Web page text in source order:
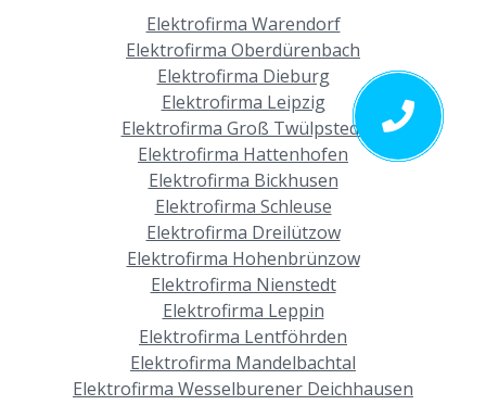
Elektrofirma Warendorf
Elektrofirma Oberdürenbach
Elektrofirma Dieburg
Elektrofirma Leipzig
Elektrofirma Groß Twülpstedt
Elektrofirma Hattenhofen
Elektrofirma Bickhusen
Elektrofirma Schleuse
Elektrofirma Dreilützow
Elektrofirma Hohenbrünzow
Elektrofirma Nienstedt
Elektrofirma Leppin
Elektrofirma Lentföhrden
Elektrofirma Mandelbachtal
Elektrofirma Wesselburener Deichhausen